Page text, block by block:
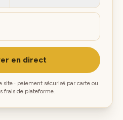
en direct
· paiement sécurisé par carte ou
frais de plateforme.